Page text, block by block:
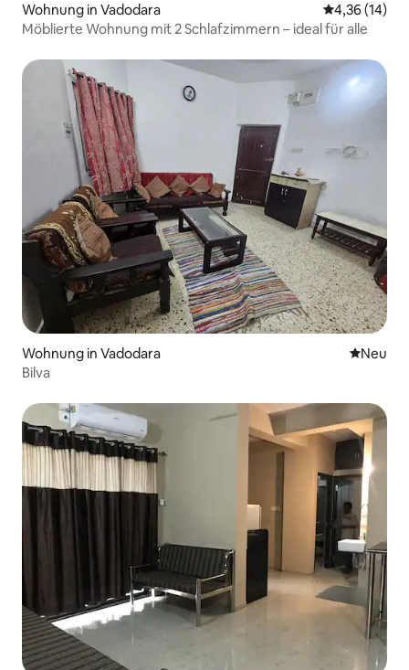
Wohnung in Vadodara
4,36 (14)
Möblierte Wohnung mit 2 Schlafzimmern – ideal für alle
Wohnung in Vadodara Neue
Neu
Bilva